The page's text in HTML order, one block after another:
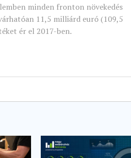
minden fronton növekedés
11,5 milliárd euró (109,5
ér el 2017-ben.